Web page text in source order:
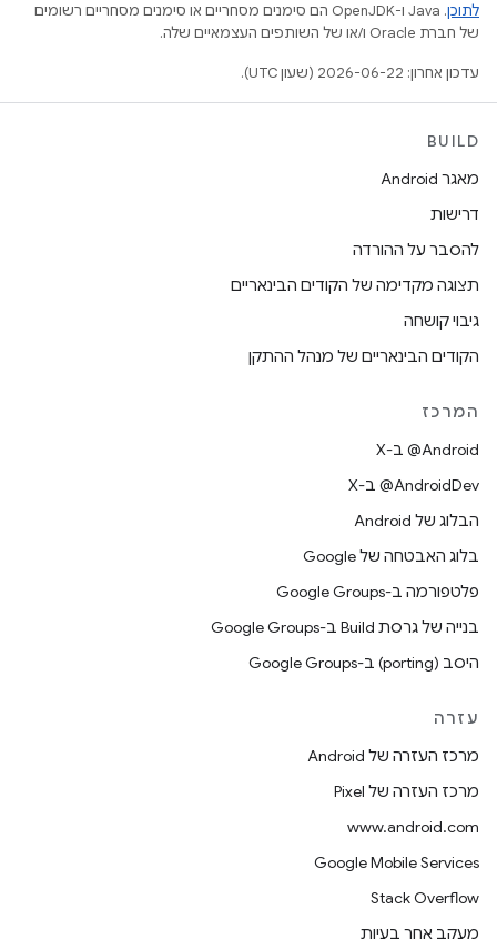
לתוכן
.‏ Java ו-OpenJDK הם סימנים מסחריים או סימנים מסחריים רשומים
של חברת Oracle ו/או של השותפים העצמאיים שלה.
עדכון אחרון: 2026-06-22 (שעון UTC).
BUILD
מאגר Android
דרישות
להסבר על ההורדה
תצוגה מקדימה של הקודים הבינאריים
גיבוי קושחה
הקודים הבינאריים של מנהל ההתקן
המרכז
‫‎@Android ב-X
‫‎@AndroidDev ב-X
הבלוג של Android
בלוג האבטחה של Google
פלטפורמה ב-Google Groups
בנייה של גרסת Build ב-Google Groups
היסב (porting) ב-Google Groups
עזרה
מרכז העזרה של Android
מרכז העזרה של Pixel
www.android.com
Google Mobile Services
Stack Overflow
מעקב אחר בעיות